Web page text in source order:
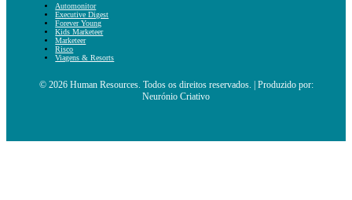
Automonitor
Executive Digest
Forever Young
Kids Marketeer
Marketeer
Risco
Viagens & Resorts
© 2026 Human Resources. Todos os direitos reservados. | Produzido por:
Neurónio Criativo